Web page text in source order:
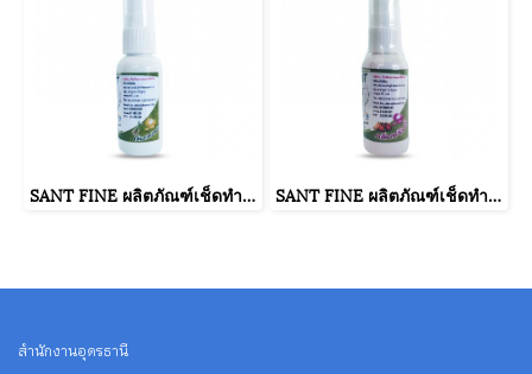
SANT FINE ผลิตภัณฑ์เช็ดทำความสะอาดฝารองนั่งและสุขภัณฑ์ กลิ่นตะไคร้หอม ขนาดบรรจุ 30 มล. SANT FINE ผลิตภัณฑ์เช็ดทำความสะอาดฝารองนั่งและสุขภัณฑ์ กลิ่นฟรุ๊ตตี้ ขนาดบรรจุ 30 มล.
สำนักงานอุดรธานี